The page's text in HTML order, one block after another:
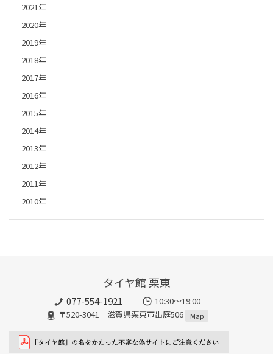
2021年
2020年
2019年
2018年
2017年
2016年
2015年
2014年
2013年
2012年
2011年
2010年
タイヤ館 栗東
077-554-1921
10:30～19:00
〒520-3041 滋賀県栗東市出庭506
Map